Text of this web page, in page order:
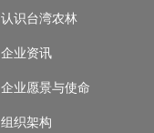
认识台湾农林
企业资讯
企业愿景与使命
组织架构